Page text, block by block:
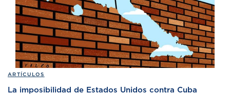
ARTÍCULOS
La imposibilidad de Estados Unidos contra Cuba